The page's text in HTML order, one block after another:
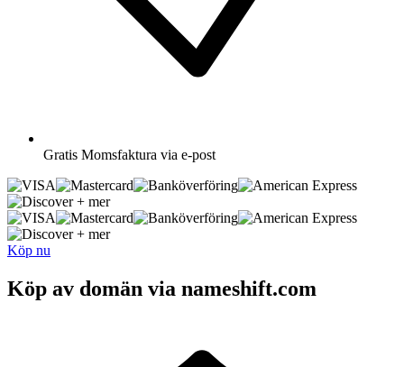
Gratis Momsfaktura via e-post
+ mer
+ mer
Köp nu
Köp av domän via nameshift.com